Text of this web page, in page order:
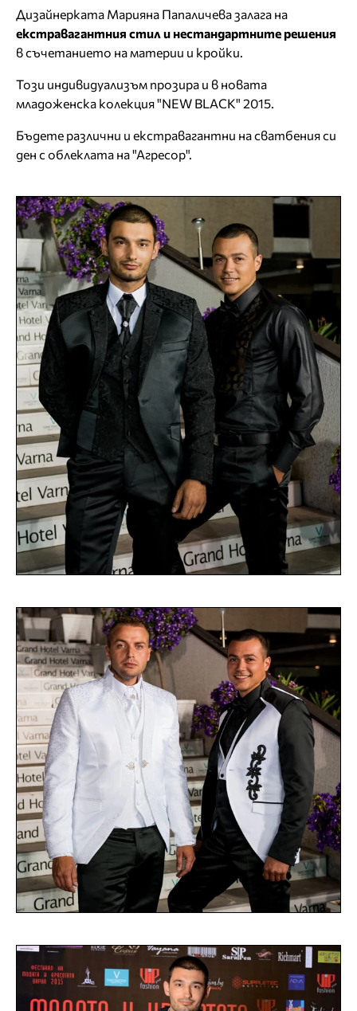
Дизайнерката Марияна Папаличева залага на
екстравагантния стил и нестандартните решения
в съчетанието на материи и кройки.
Този индивидуализъм прозира и в новата
младоженска колекция "NEW BLACK" 2015.
Бъдете различни и екстравагантни на сватбения си
ден с облеклата на "Агресор".